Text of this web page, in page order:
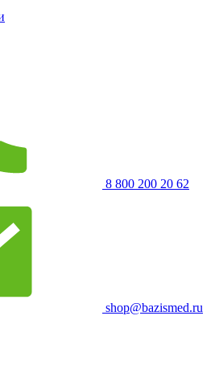
8 800 200 20 62
shop@bazismed.ru